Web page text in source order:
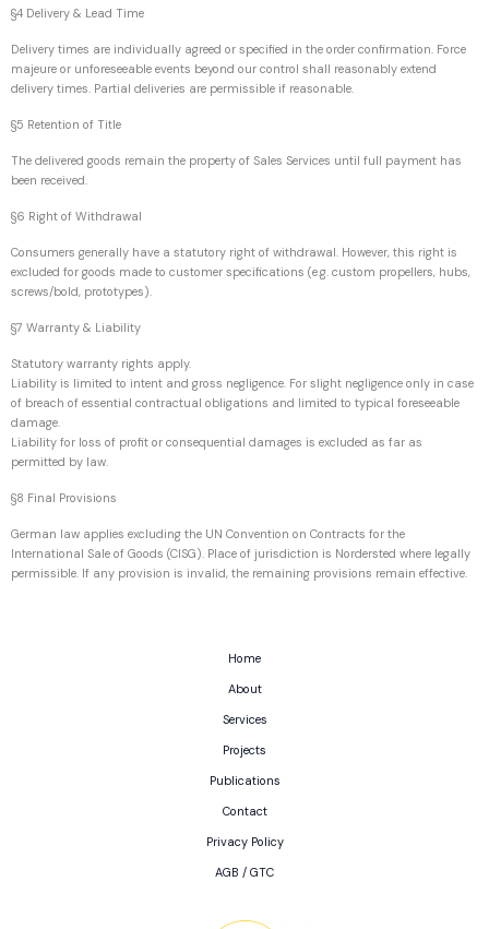
§4 Delivery & Lead Time
Delivery times are individually agreed or specified in the order confirmation. Force
majeure or unforeseeable events beyond our control shall reasonably extend
delivery times. Partial deliveries are permissible if reasonable.
§5 Retention of Title
The delivered goods remain the property of Sales Services until full payment has
been received.
§6 Right of Withdrawal
Consumers generally have a statutory right of withdrawal. However, this right is
excluded for goods made to customer specifications (e.g. custom propellers, hubs,
screws/bold, prototypes).
§7 Warranty & Liability
Statutory warranty rights apply.
Liability is limited to intent and gross negligence. For slight negligence only in case
of breach of essential contractual obligations and limited to typical foreseeable
damage.
Liability for loss of profit or consequential damages is excluded as far as
permitted by law.
§8 Final Provisions
German law applies excluding the UN Convention on Contracts for the
International Sale of Goods (CISG). Place of jurisdiction is Nordersted where legally
permissible. If any provision is invalid, the remaining provisions remain effective.
Home
About
Services
Projects
Publications
Contact
Privacy Policy
AGB / GTC